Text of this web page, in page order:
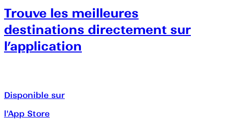
Trouve les meilleures
destinations directement sur
l’application
Disponible sur
l'App Store